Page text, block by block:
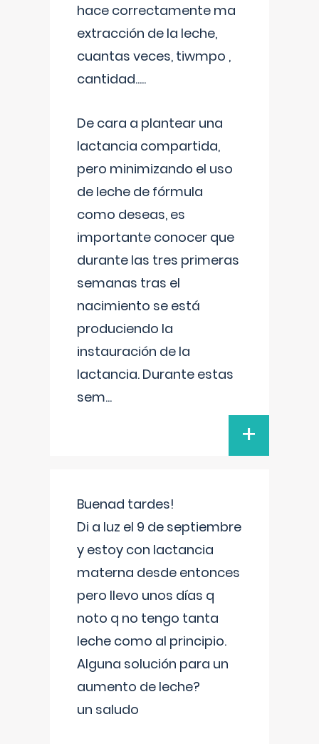
hace correctamente ma
extracción de la leche,
cuantas veces, tiwmpo ,
cantidad.....
De cara a plantear una
lactancia compartida,
pero minimizando el uso
de leche de fórmula
como deseas, es
importante conocer que
durante las tres primeras
semanas tras el
nacimiento se está
produciendo la
instauración de la
lactancia. Durante estas
sem...
+
Buenad tardes!
Di a luz el 9 de septiembre
y estoy con lactancia
materna desde entonces
pero llevo unos días q
noto q no tengo tanta
leche como al principio.
Alguna solución para un
aumento de leche?
un saludo